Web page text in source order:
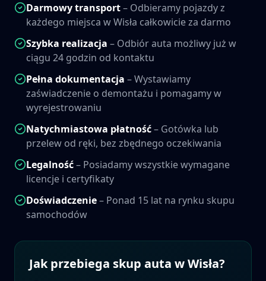
Darmowy transport– Odbieramy pojazdy z
każdego miejsca wWisła całkowicie za darmo
Szybka realizacja – Odbiór auta możliwy już w
ciągu 24 godzin od kontaktu
Pełna dokumentacja – Wystawiamy
zaświadczenie o demontażu i pomagamy w
wyrejestrowaniu
Natychmiastowa płatność– Gotówka lub
przelew od ręki, bez zbędnego oczekiwania
Legalność– Posiadamy wszystkie wymagane
licencje i certyfikaty
Doświadczenie– Ponad 15 lat na rynku skupu
samochodów
Jak przebiega skup auta wWisła?